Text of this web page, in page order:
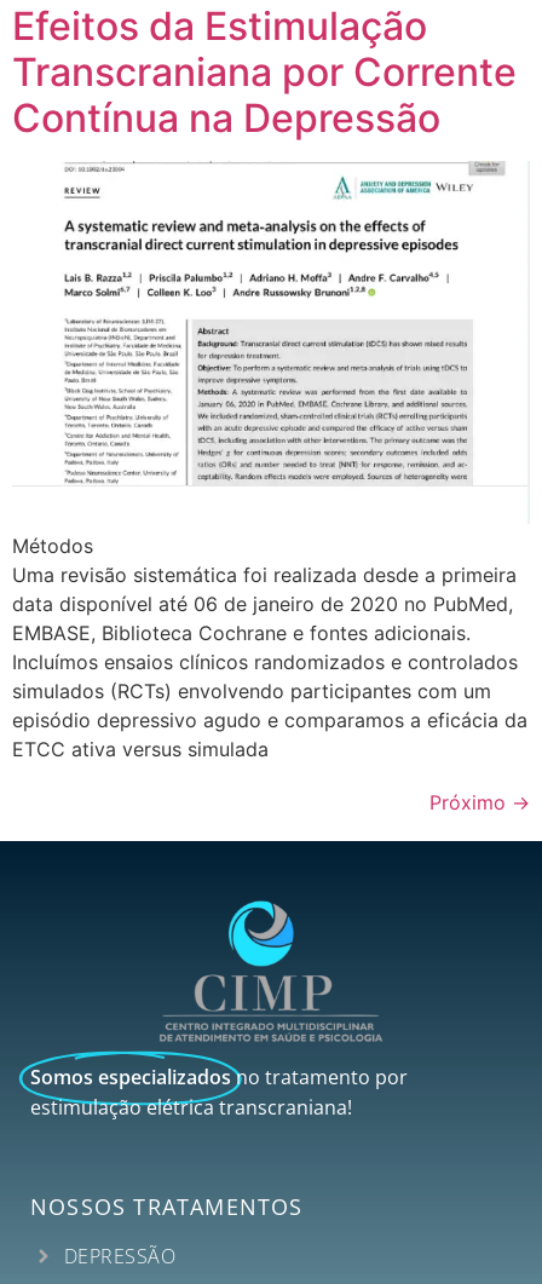
Efeitos da Estimulação
Transcraniana por Corrente
Contínua na Depressão
Métodos
Uma revisão sistemática foi realizada desde a primeira
data disponível até 06 de janeiro de 2020 no PubMed,
EMBASE, Biblioteca Cochrane e fontes adicionais.
Incluímos ensaios clínicos randomizados e controlados
simulados (RCTs) envolvendo participantes com um
episódio depressivo agudo e comparamos a eficácia da
ETCC ativa versus simulada
Próximo →
Somos especializadosno tratamento por
estimulação elétrica transcraniana!
NOSSOS TRATAMENTOS
DEPRESSÃO